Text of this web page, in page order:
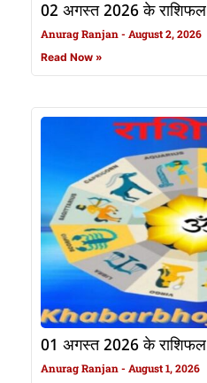
02 अगस्त 2026 के राशिफल
Anurag Ranjan August 2, 2026
Read Now »
01 अगस्त 2026 के राशिफल
Anurag Ranjan August 1, 2026